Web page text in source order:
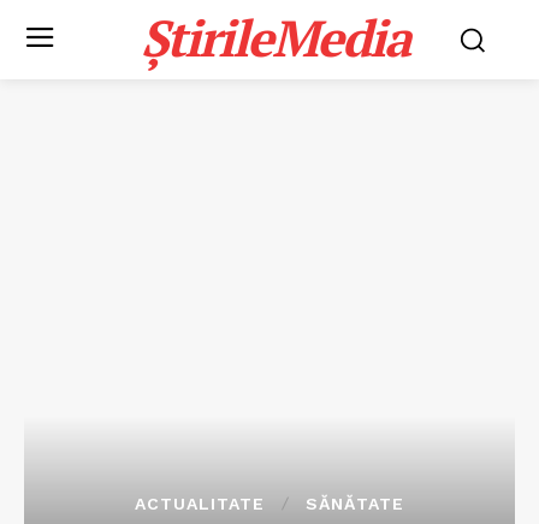
ȘtirileMedia
ACTUALITATE SĂNĂTATE